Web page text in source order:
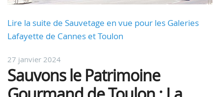
Lire la suite de Sauvetage en vue pour les Galeries
Lafayette de Cannes et Toulon
27 janvier 2024
Sauvons le Patrimoine